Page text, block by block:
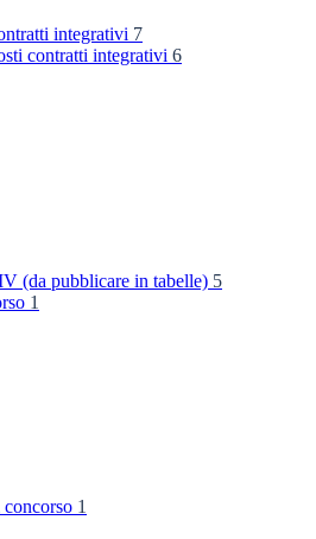
integrativi 7
contratti integrativi 6
(da pubblicare in tabelle) 5
1
1